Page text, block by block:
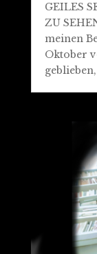
GEILES
ZU
meinen
Oktober